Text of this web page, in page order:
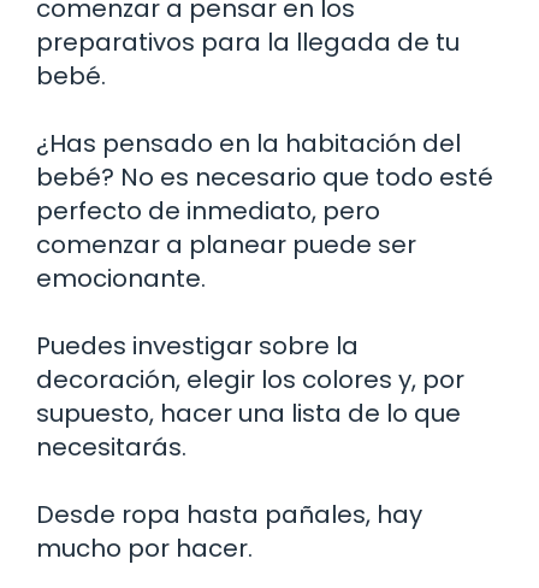
comenzar a pensar en los
preparativos para la llegada de tu
bebé.
¿Has pensado en la habitación del
bebé? No es necesario que todo esté
perfecto de inmediato, pero
comenzar a planear puede ser
emocionante.
Puedes investigar sobre la
decoración, elegir los colores y, por
supuesto, hacer una lista de lo que
necesitarás.
Desde ropa hasta pañales, hay
mucho por hacer.